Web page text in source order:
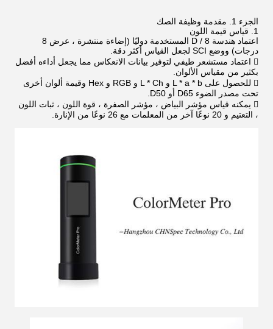
الجزء 1. مقدمة وظيفة الصك
1. قياس قيمة اللون
اعتماد هندسة D / 8 المستخدمة دوليًا (إضاءة منتشرة ، عرض 8
درجات) ووضع SCI لجعل القياس أكثر دقة.
 اعتماد مستشعر طيفي لتوفير بيانات الانعكاس مما يجعل أداءه أفضل
بكثير من مقياس الألوان.
 للحصول على L * a * b و L * Ch و RGB و Hex وقيمة ألوان أخرى
تحت مصدر الضوء D65 أو D50.
 يمكنه قياس مؤشر البياض ، مؤشر الصفرة ، قوة اللون ، ثبات اللون
، التعتيم و 20 نوعًا آخر من المعلمات مع 26 نوعًا من الإنارة.